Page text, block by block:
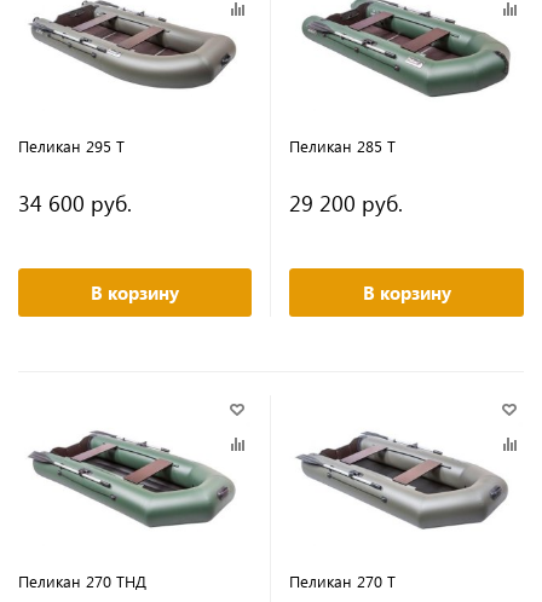
Пеликан 295 Т
34 600 руб.
В корзину
Пеликан 285 Т
29 200 руб.
В корзину
Пеликан 270 ТНД Пеликан 270 Т